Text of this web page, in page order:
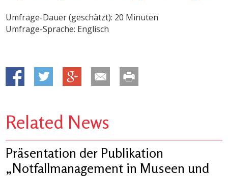
Umfrage-Dauer (geschätzt): 20 Minuten
Umfrage-Sprache: Englisch
Related News
Präsentation der Publikation
„Notfallmanagement in Museen und